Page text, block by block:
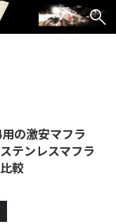
の激安マフラ
テンレスマフラ
較